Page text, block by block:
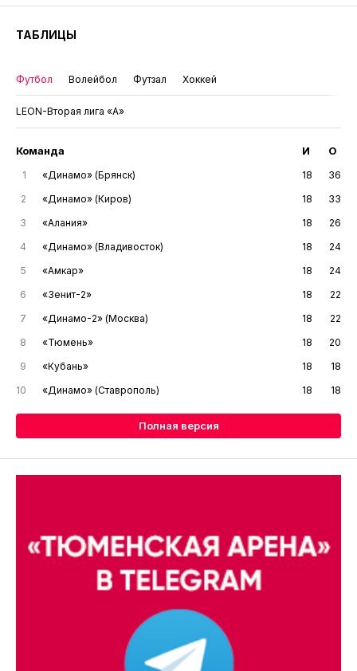
ТАБЛИЦЫ
Футбол Волейбол Футзал Хоккей
LEON-Вторая лига «А»
Команда И О
1 «Динамо» (Брянск) 18
36
2
«Динамо» (Киров) 18
33
3
«Алания» 18
26
4
«Динамо» (Владивосток) 18
24
5
«Амкар» 18
24
6
«Зенит-2» 18
22
7
«Динамо-2» (Москва) 18
22
8
«Тюмень» 18
20
9
«Кубань» 18
18
10
«Динамо» (Ставрополь) 18 18
Полная версия